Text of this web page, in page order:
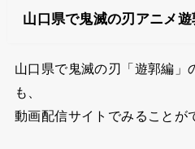
山口県で鬼滅の刃アニメ
山口県で鬼滅の刃「遊郭編」
も、
動画配信サイトでみることが